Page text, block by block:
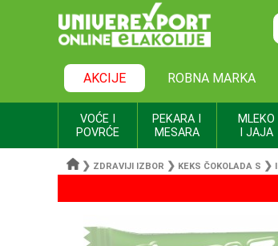
AKCIJE ROBNA MARKA
VOĆE I
POVRĆE
PEKARA I
MESARA
MLEKO
I JAJA
❯ ZDRAVIJI IZBOR ❯ KEKS ČOKOLADA S ❯